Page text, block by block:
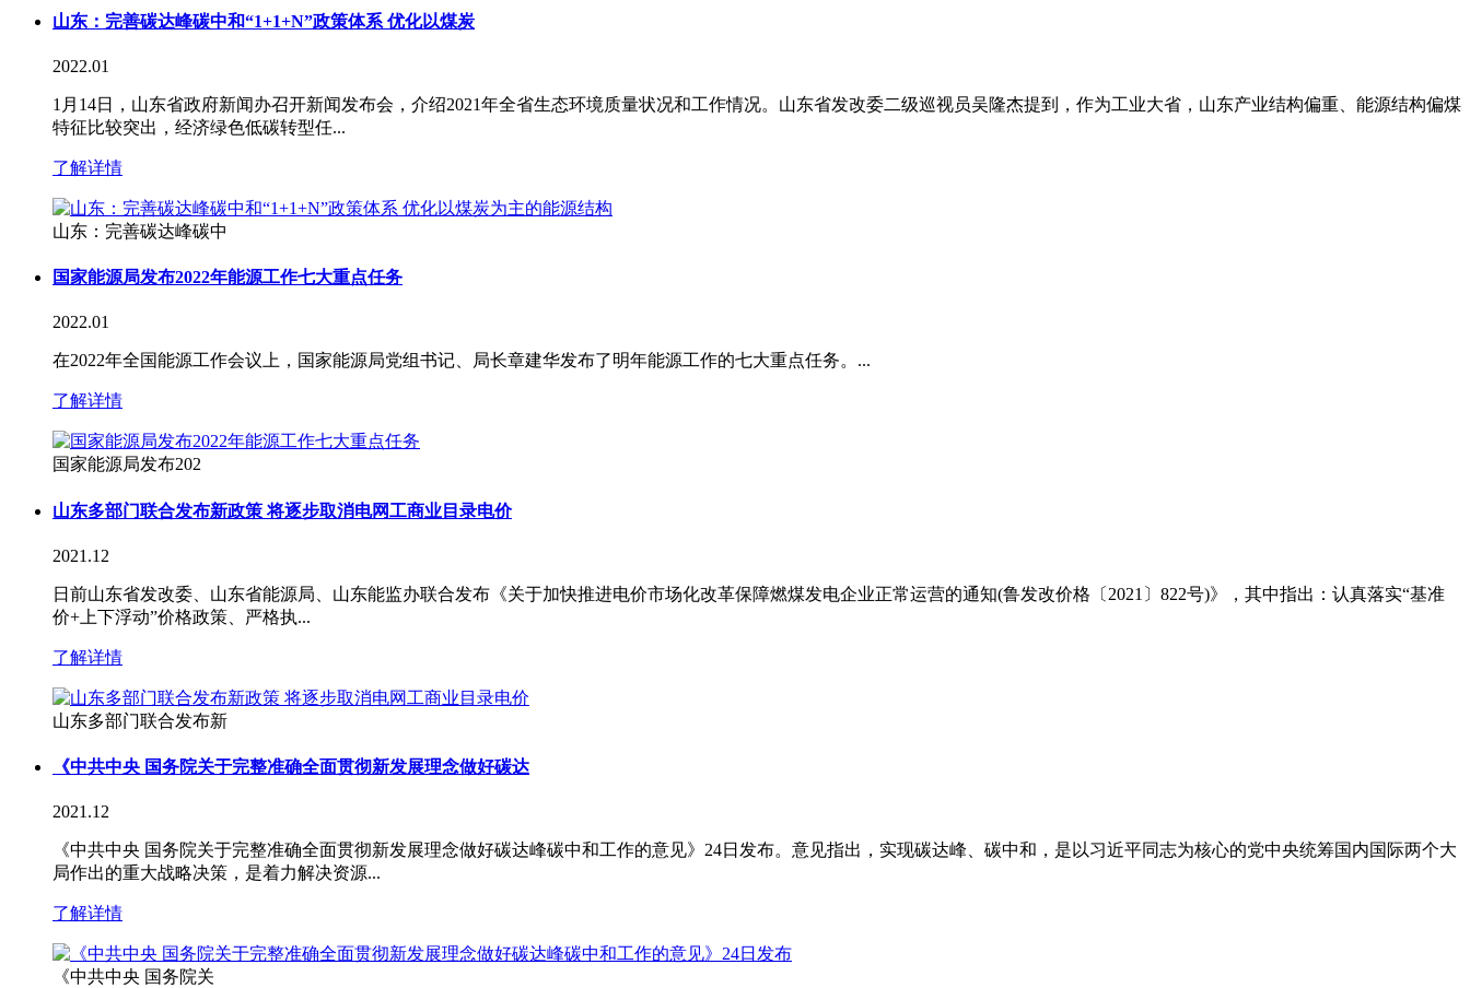
山东：完善碳达峰碳中和“1+1+N”政策体系 优化以煤炭
2022.01
1月14日，山东省政府新闻办召开新闻发布会，介绍2021年全省生态环境质量状况和工作情况。山东省发改委二级巡视员吴隆杰提到，作为工业大省，山东产业结构偏重、能源结构偏煤
特征比较突出，经济绿色低碳转型任...
了解详情
山东：完善碳达峰碳中
国家能源局发布2022年能源工作七大重点任务
2022.01
在2022年全国能源工作会议上，国家能源局党组书记、局长章建华发布了明年能源工作的七大重点任务。...
了解详情
国家能源局发布202
山东多部门联合发布新政策 将逐步取消电网工商业目录电价
2021.12
日前山东省发改委、山东省能源局、山东能监办联合发布《关于加快推进电价市场化改革保障燃煤发电企业正常运营的通知(鲁发改价格〔2021〕822号)》，其中指出：认真落实“基准
价+上下浮动”价格政策、严格执...
了解详情
山东多部门联合发布新
《中共中央 国务院关于完整准确全面贯彻新发展理念做好碳达
2021.12
《中共中央 国务院关于完整准确全面贯彻新发展理念做好碳达峰碳中和工作的意见》24日发布。意见指出，实现碳达峰、碳中和，是以习近平同志为核心的党中央统筹国内国际两个大
局作出的重大战略决策，是着力解决资源...
了解详情
《中共中央 国务院关